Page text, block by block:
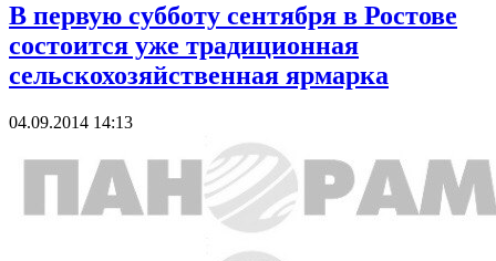
В первую субботу сентября в Ростове
состоится уже традиционная
сельскохозяйственная ярмарка
04.09.2014 14:13